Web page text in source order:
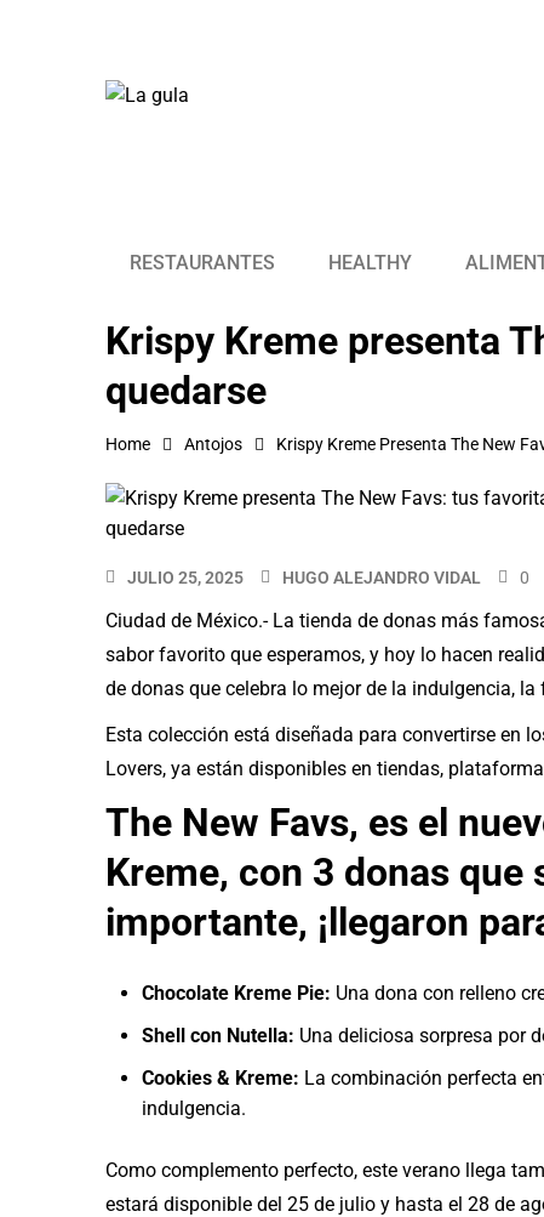
RESTAURANTES HEALTHY
Krispy Kreme presenta
quedarse
Home Antojos Krispy Kreme Presenta The New
JULIO 25, 2025 HUGO ALEJANDRO VIDAL 0
Ciudad de México.- La tienda de donas más
sabor favorito que esperamos, y hoy lo hacen
de donas que celebra lo mejor de la indulgencia,
Esta colección está diseñada para convertirse en
Lovers, ya están disponibles en tiendas,
The New Favs, es el
Kreme, con 3 donas
importante, ¡llegaron
Chocolate Kreme Pie: Una dona con relleno
Shell con Nutella: Una deliciosa sorpresa por
Cookies & Kreme: La combinación perfecta
indulgencia.
Como complemento perfecto, este verano llega
estará disponible del 25 de julio y hasta el 28 de